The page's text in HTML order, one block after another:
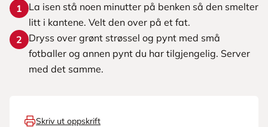
1
La isen stå noen minutter på benken så den smelter
litt i kantene. Velt den over på et fat.
2
Dryss over grønt strøssel og pynt med små
fotballer og annen pynt du har tilgjengelig. Server
med det samme.
Skriv ut oppskrift